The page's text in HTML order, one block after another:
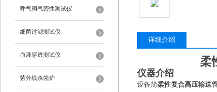
呼气阀气密性测试仪
细菌过滤测试仪
血液穿透测试仪
紫外线杀菌炉
详细介绍
柔
仪器介绍
设备简柔性复合高压输送